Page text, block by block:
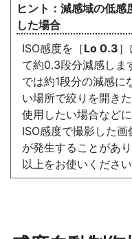
減感域の低感
した場合
ISO感度を［Lo 0.3
て約0.3段分減感しま
では約1段分の減感に
い場所で絞りを開き
使用したい場合など
ISO感度で撮影した
が発生することがあ
以上をお使いください